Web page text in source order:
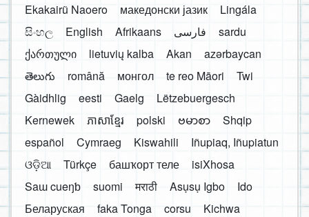
Ekakairũ Naoero
македонски јазик
Lingála
සිංහල
English Afrikaans فارسی
sardu
ქართული
lietuvių kalba Akan
azərbaycan
తెలుగు
română монгол te reo Māori
Twi
Gàidhlig
eesti Gaelg
Lëtzebuergesch
Kernewek
ភាសាខ្មែរ polski ဗမာစာ
Shqip
español
Cymraeg Kiswahili
Iñupiaq, Iñupiatun
ଓଡ଼ିଆ
Türkçe башҡорт теле
isiXhosa
Saɯ cueŋƅ
suomi मराठी Asụsụ Igbo
Ido
Беларуская
faka Tonga corsu
Kichwa